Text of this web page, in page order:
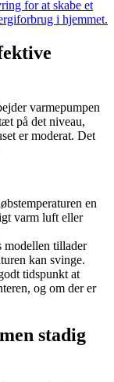
for at skabe et
i hjemmet.
varmepumpen
på det niveau,
er moderat. Det
en
varm luft eller
modellen tillader
kan svinge.
tidspunkt at
og om der er
stadig